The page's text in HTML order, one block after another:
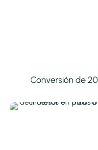
Conversión de